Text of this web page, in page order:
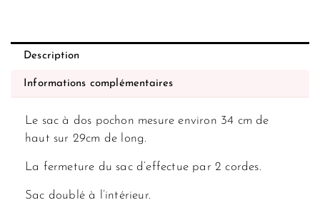
Description
Informations complémentaires
Le sac à dos pochon mesure environ 34 cm de
haut sur 29cm de long.
La fermeture du sac d’effectue par 2 cordes.
Sac doublé à l’intérieur.